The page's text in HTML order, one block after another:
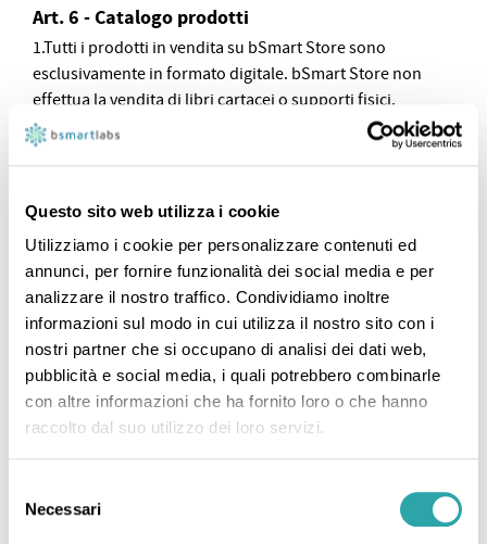
Questo sito web utilizza i cookie
Utilizziamo i cookie per personalizzare contenuti ed
annunci, per fornire funzionalità dei social media e per
analizzare il nostro traffico. Condividiamo inoltre
informazioni sul modo in cui utilizza il nostro sito con i
nostri partner che si occupano di analisi dei dati web,
pubblicità e social media, i quali potrebbero combinarle
con altre informazioni che ha fornito loro o che hanno
raccolto dal suo utilizzo dei loro servizi.
delNecessari
Art. 6 - Catalogo prodotti
1.Tutti i prodotti in vendita su bSmart Store sono
esclusivamente in formato digitale. bSmart Store non
effettua la vendita di libri cartacei o supporti fisici.
L'acquisto ha per oggetto una licenza d'uso o un file
digitale, la cui consegna avviene esclusivamente per via
2. Il catalogo comprende diverse categorie di contenuti
digitali, le cui modalità di fruizione sono specifiche per
ogni tipologia:
Licenze per libri scolastici e contenuti editoriali
fruibili sulla piattaforma bSmart Books;
Dizionari su piattaforme esterne: servizi digitali
fruibili tramite siti o applicazioni di partner terzi;
File scaricabili (ePub): contenuti digitali che il
Editions).